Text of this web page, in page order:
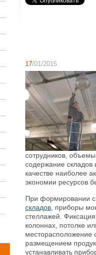
17/01/2015
сотрудников,
содержание складов
качестве наиболее
экономии ресурсов
При формировании
складов, приборы
стеллажей.
колоннах, потолке
месторасположение
размещением
устанавливать